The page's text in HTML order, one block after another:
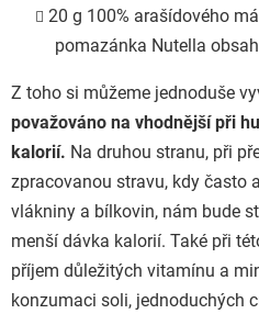
20 g 100% arašídového
pomazánka Nutella
Z toho si můžeme jednoduše
považováno na vhodnější při
kalorií. Na druhou stranu, při
zpracovanou stravu, kdy často
vlákniny a bílkovin, nám bude
menší dávka kalorií. Také při
příjem důležitých vitamínu a
konzumaci soli, jednoduchých